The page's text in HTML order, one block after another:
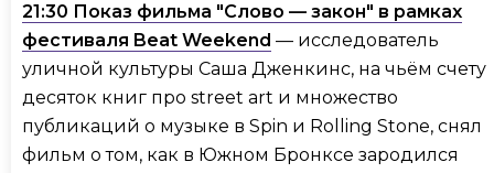
21:30 Показ фильма "Слово — закон" в рамках
фестиваля Beat Weekend — исследователь
уличной культуры Саша Дженкинс, на чьём счету
десяток книг про street art и множество
публикаций о музыке в Spin и Rolling Stone, снял
фильм о том, как в Южном Бронксе зародился